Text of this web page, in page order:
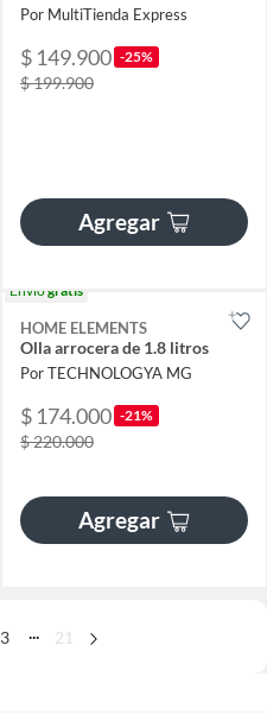
Por MultiTienda Express
$ 149.900 -25%
$ 199.900
Agregar
Envíogratis
HOME ELEMENTS
Olla arrocera de 1.8 litros
Por TECHNOLOGYA MG
$ 174.000 -21%
$ 220.000
Agregar
3 21